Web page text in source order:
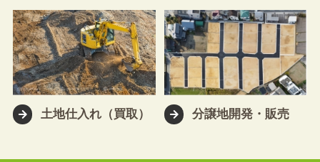
土地仕入れ（買取） 分譲地開発・販売